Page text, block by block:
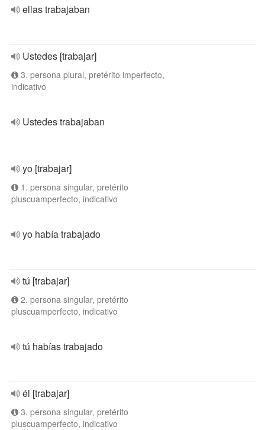
ellas trabajaban
Ustedes [trabajar]
3. persona plural, pretérito imperfecto,
indicativo
Ustedes trabajaban
yo [trabajar]
1. persona singular, pretérito
pluscuamperfecto, indicativo
yo había trabajado
tú [trabajar]
2. persona singular, pretérito
pluscuamperfecto, indicativo
tú habías trabajado
él [trabajar]
3. persona singular, pretérito
pluscuamperfecto, indicativo